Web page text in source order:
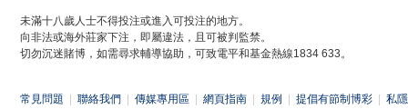
未滿十八歲人士不得投注或進入可投注的地方。
向非法或海外莊家下注，即屬違法，且可被判監禁。
切勿沉迷賭博，如需尋求輔導協助，可致電平和基金熱線1834 633。
常見問題 聯絡我們 傳媒專用區 網頁指南 規例 提倡有節制博彩 私